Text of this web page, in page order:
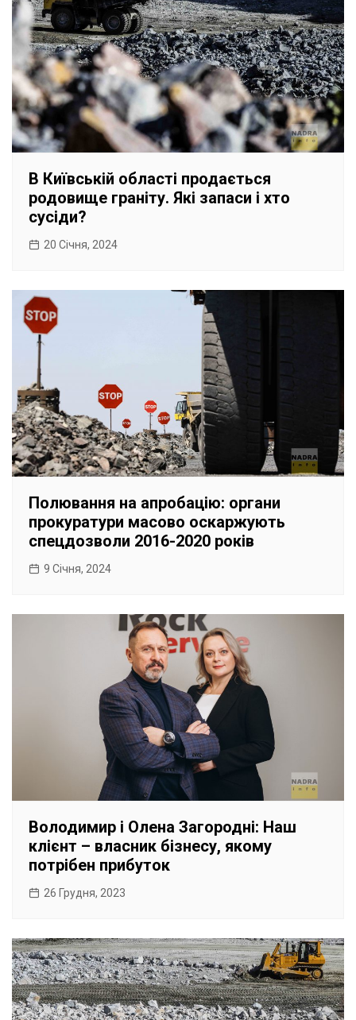
В Київській області продається
родовище граніту. Які запаси і хто
сусіди?
20 Січня, 2024
Полювання на апробацію: органи
прокуратури масово оскаржують
спецдозволи 2016-2020 років
9 Січня, 2024
Володимир і Олена Загородні: Наш
клієнт – власник бізнесу, якому
потрібен прибуток
26 Грудня, 2023